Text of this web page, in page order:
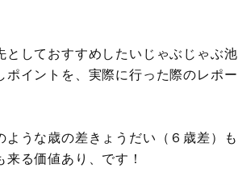
しておすすめしたいじゃぶじゃぶ池
イントを、実際に行った際のレポー
うな歳の差きょうだい（６歳差）も
る価値あり、です！